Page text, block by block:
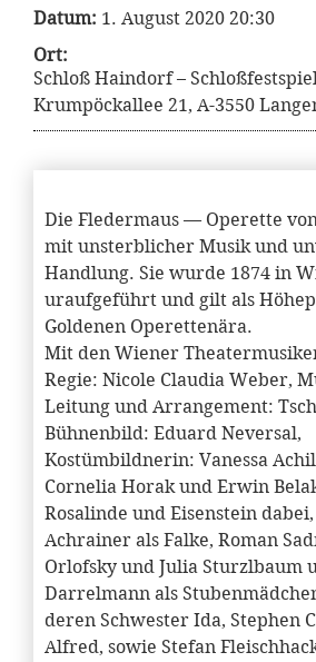
Datum: 1. August 2020 20:30
Ort:
Schloß Haindorf –
Krumpöckallee 21, A-3550
Die Fledermaus — Operette
mit unsterblicher Musik und
Handlung. Sie wurde 1874 in
uraufgeführt und gilt als
Goldenen Operettenära.
Mit den Wiener
Regie: Nicole Claudia Weber,
Leitung und Arrangement:
Bühnenbild: Eduard Neversal,
Kostümbildnerin: Vanessa
Cornelia Horak und Erwin
Rosalinde und Eisenstein
Achrainer als Falke, Roman
Orlofsky und Julia Sturzlbaum
Darrelmann als
deren Schwester Ida, Stephen
Alfred, sowie Stefan